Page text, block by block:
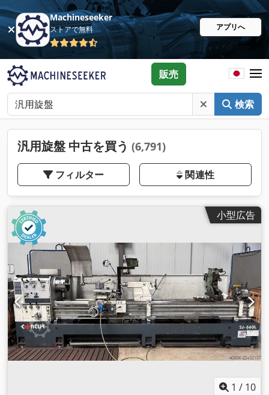
Machineseeker
ストアで無料 アプリへ
検索
販売
汎用旋盤 中古を買う (6,791)
フィルター 関連性
小型広告
1 / 10